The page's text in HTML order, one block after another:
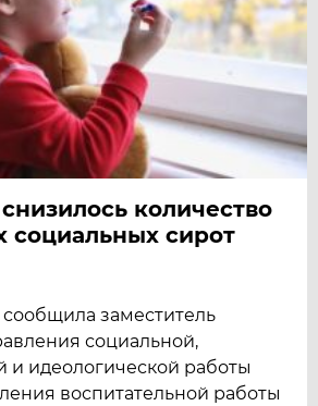
количество
социальных сирот
заместитель
социальной,
и идеологической работы
воспитательной работы